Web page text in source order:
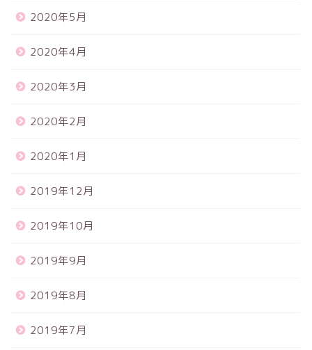
2020年5月
2020年4月
2020年3月
2020年2月
2020年1月
2019年12月
2019年10月
2019年9月
2019年8月
2019年7月